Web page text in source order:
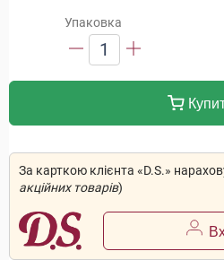
Упаковка
1
За карткою клієнта «D.S.»
акційних товарів)